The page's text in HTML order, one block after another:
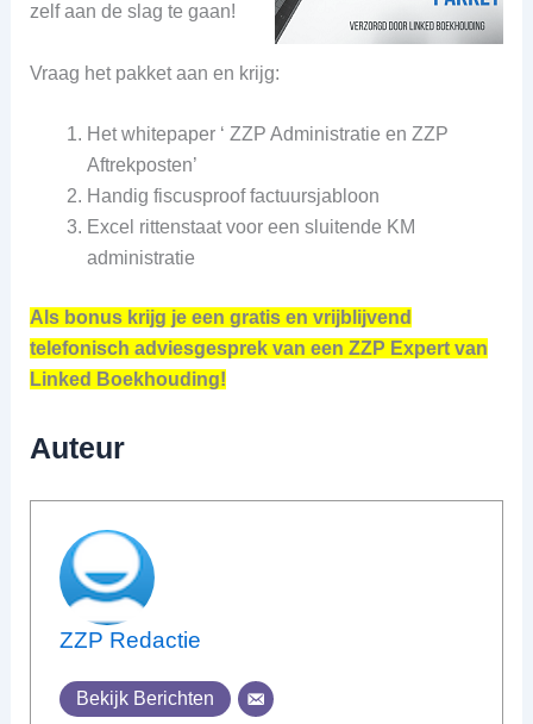
zelf aan de slag te gaan!
Vraag het pakket aan en krijg:
Het whitepaper ‘ ZZP Administratie en ZZP
Aftrekposten’
Handig fiscusproof factuursjabloon
Excel rittenstaat voor een sluitende KM
administratie
Als bonus krijg je een gratis en vrijblijvend
telefonisch adviesgesprek van een ZZP Expert van
Linked Boekhouding!
Auteur
ZZP Redactie
Bekijk Berichten